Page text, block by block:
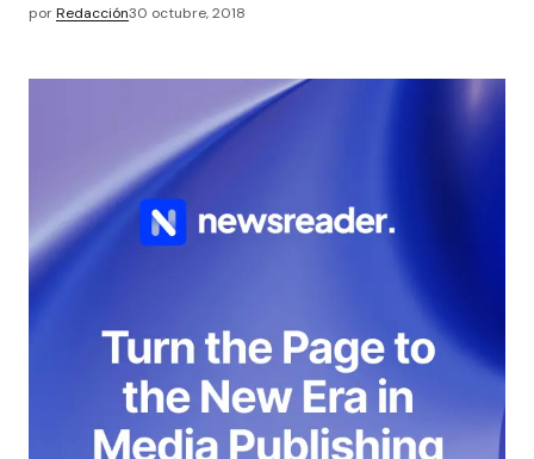
porRedacción30 octubre, 2018